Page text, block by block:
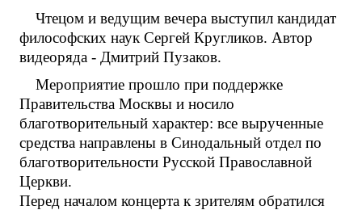
Чтецом и ведущим вечера выступил кандидат
философских наук Сергей Кругликов. Автор
видеоряда - Дмитрий Пузаков.
Мероприятие прошло при поддержке
Правительства Москвы и носило
благотворительный характер: все вырученные
средства направлены в Синодальный отдел по
благотворительности Русской Православной
Церкви.
Перед началом концерта к зрителям обратился